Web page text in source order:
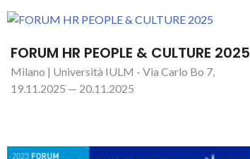
FORUM HR PEOPLE & CULTURE 2025
Milano | Università IULM - Via Carlo Bo 7,
19.11.2025 — 20.11.2025